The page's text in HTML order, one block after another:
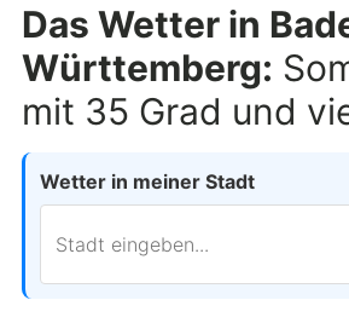
Das Wetter in
Württemberg:
mit 35 Grad und
Wetter in meiner Stadt